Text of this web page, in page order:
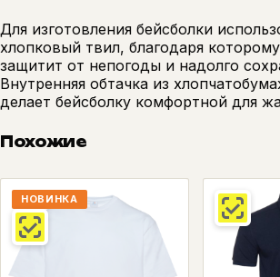
Для изготовления бейсболки
хлопковый твил, благодаря
защитит от непогоды и надолго
Внутренняя обтачка из
делает бейсболку комфортной для
Похожие
НОВИНКА